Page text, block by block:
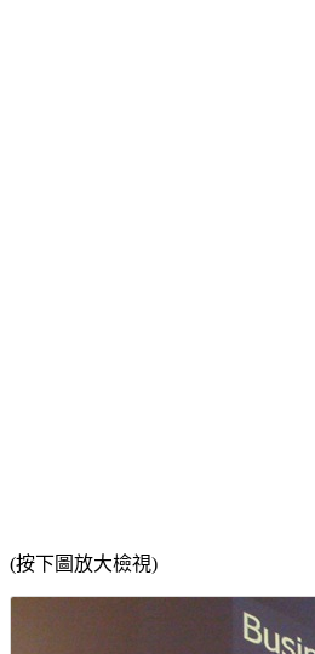
(按下圖放大檢視)